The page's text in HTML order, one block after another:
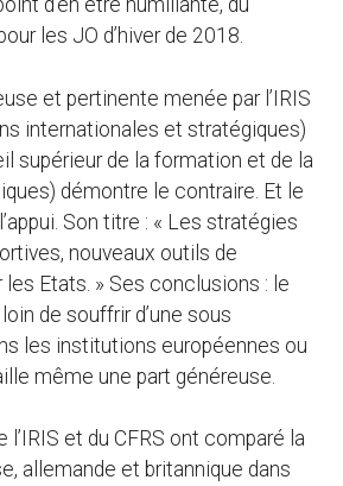
d’en être humiliante, du
les JO d’hiver de 2018.
et pertinente menée par l’IRIS
internationales et stratégiques)
supérieur de la formation et de la
démontre le contraire. Et le
Son titre : « Les stratégies
nouveaux outils de
les Etats. » Ses conclusions : le
de souffrir d’une sous
les institutions européennes ou
même une part généreuse.
l’IRIS et du CFRS ont comparé la
allemande et britannique dans